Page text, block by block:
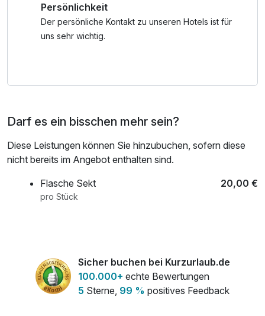
Persönlichkeit
Der persönliche Kontakt zu unseren Hotels ist für
uns sehr wichtig.
Darf es ein bisschen mehr sein?
Diese Leistungen können Sie hinzubuchen, sofern diese
nicht bereits im Angebot enthalten sind.
Flasche Sekt
20,00 €
pro Stück
Sicher buchen bei Kurzurlaub.de
100.000+ echte Bewertungen
5 Sterne, 99 % positives Feedback